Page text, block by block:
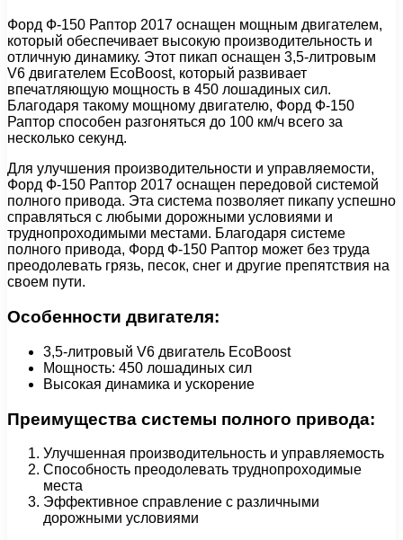
Форд Ф-150 Раптор 2017 оснащен мощным двигателем,
который обеспечивает высокую производительность и
отличную динамику. Этот пикап оснащен 3,5-литровым
V6 двигателем EcoBoost, который развивает
впечатляющую мощность в 450 лошадиных сил.
Благодаря такому мощному двигателю, Форд Ф-150
Раптор способен разгоняться до 100 км/ч всего за
несколько секунд.
Для улучшения производительности и управляемости,
Форд Ф-150 Раптор 2017 оснащен передовой системой
полного привода. Эта система позволяет пикапу успешно
справляться с любыми дорожными условиями и
труднопроходимыми местами. Благодаря системе
полного привода, Форд Ф-150 Раптор может без труда
преодолевать грязь, песок, снег и другие препятствия на
своем пути.
Особенности двигателя:
3,5-литровый V6 двигатель EcoBoost
Мощность: 450 лошадиных сил
Высокая динамика и ускорение
Преимущества системы полного привода:
Улучшенная производительность и управляемость
Способность преодолевать труднопроходимые
места
Эффективное справление с различными
дорожными условиями